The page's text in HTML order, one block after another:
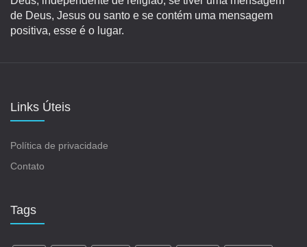
de Deus, Jesus ou santo e se contém uma mensagem
positiva, esse é o lugar.
Links Úteis
Política de privacidade
Contato
Tags